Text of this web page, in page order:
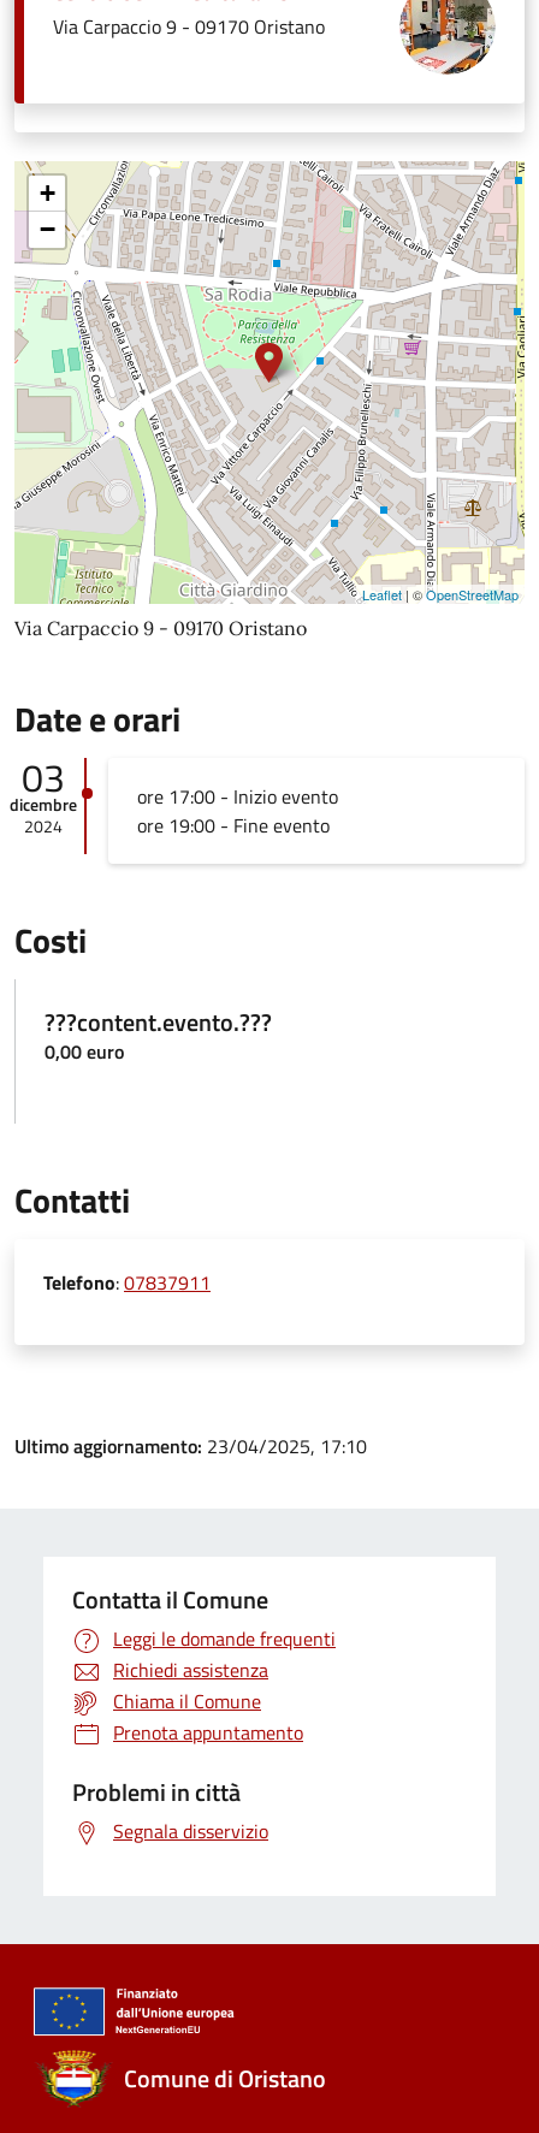
Via Carpaccio 9 - 09170 Oristano
+
−
Leaflet | ©OpenStreetMap
Via Carpaccio 9 - 09170 Oristano
Date e orari
03
dicembre
2024
ore 17:00 - Inizio evento
ore 19:00 - Fine evento
Costi
???content.evento.???
0,00 euro
Contatti
Telefono:07837911
Ultimo aggiornamento: 23/04/2025, 17:10
Contatta il Comune
Leggi le domande frequenti
Richiedi assistenza
Chiama il Comune
Prenota appuntamento
Problemi in città
Segnala disservizio
Comune di Oristano